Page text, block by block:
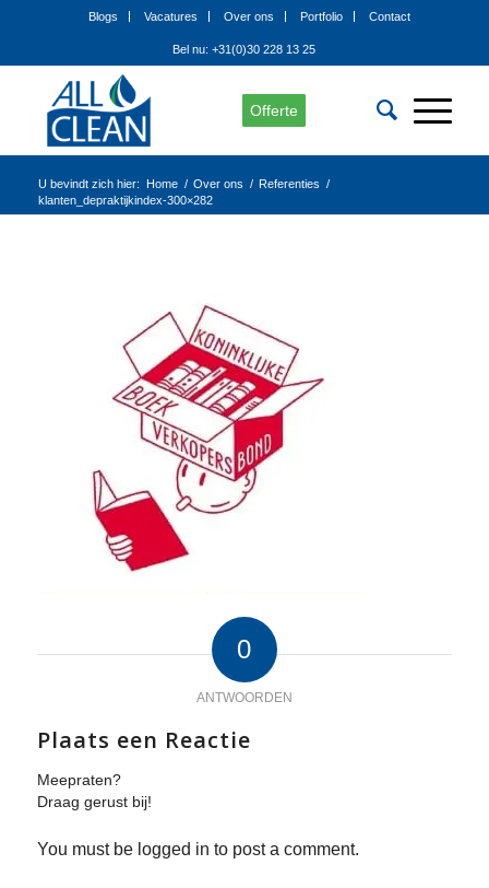
Blogs Vacatures Over ons Portfolio Contact
Bel nu: +31(0)30 228 13 25
Offerte
U bevindt zich hier: Home / Over ons / Referenties /
klanten_depraktijkindex-300×282
0
ANTWOORDEN
Plaats een Reactie
Meepraten?
Draag gerust bij!
You must be logged in to post a comment.